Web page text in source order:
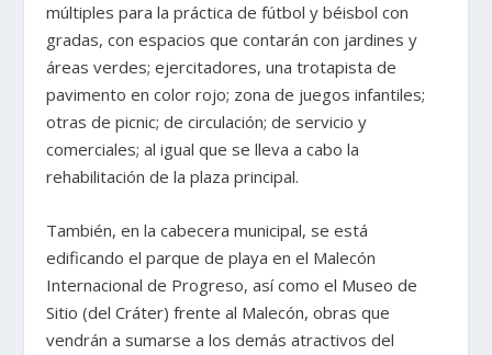
múltiples para la práctica de fútbol y béisbol con
gradas, con espacios que contarán con jardines y
áreas verdes; ejercitadores, una trotapista de
pavimento en color rojo; zona de juegos infantiles;
otras de picnic; de circulación; de servicio y
comerciales; al igual que se lleva a cabo la
rehabilitación de la plaza principal.
También, en la cabecera municipal, se está
edificando el parque de playa en el Malecón
Internacional de Progreso, así como el Museo de
Sitio (del Cráter) frente al Malecón, obras que
vendrán a sumarse a los demás atractivos del